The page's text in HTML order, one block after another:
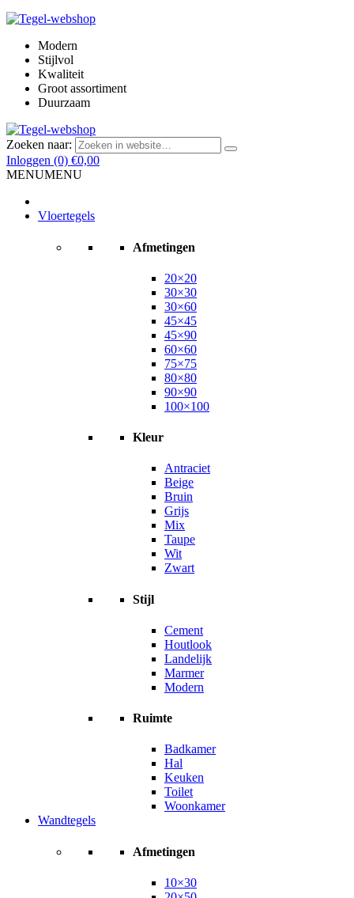
Modern
Stijlvol
Kwaliteit
Groot assortiment
Duurzaam
Zoeken naar:
Inloggen (0) €0,00
MENUMENU
Vloertegels
Afmetingen
20×20
30×30
30×60
45×45
45×90
60×60
75×75
80×80
90×90
100×100
Kleur
Antraciet
Beige
Bruin
Grijs
Mix
Taupe
Wit
Zwart
Stijl
Cement
Houtlook
Landelijk
Marmer
Modern
Ruimte
Badkamer
Hal
Keuken
Toilet
Woonkamer
Wandtegels
Afmetingen
10×30